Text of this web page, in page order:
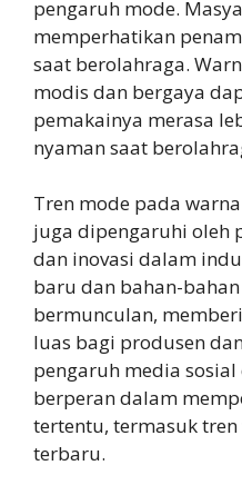
pengaruh mode.
memperhatikan
saat berolahraga.
modis dan bergaya
pemakainya merasa
nyaman saat
Tren mode pada
juga dipengaruhi oleh
dan inovasi dalam
baru dan bahan-
bermunculan,
luas bagi produsen
pengaruh media
berperan dalam
tertentu, termasuk
terbaru.